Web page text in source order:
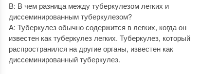
В: В чем разница между туберкулезом легких и
диссеминированным туберкулезом?
A: Туберкулез обычно содержится в легких, когда он
известен как туберкулез легких. Туберкулез, который
распространился на другие органы, известен как
диссеминированный туберкулез.